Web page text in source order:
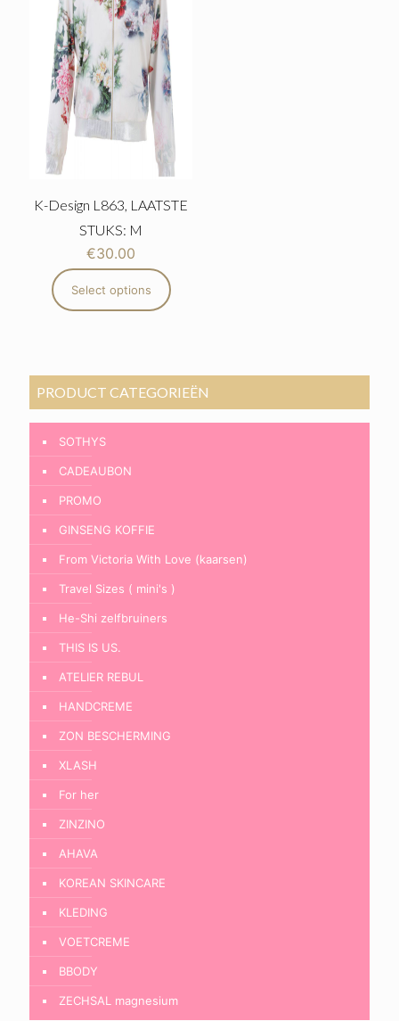
K-Design L863, LAATSTE
STUKS: M
€30.00
Select options
PRODUCT CATEGORIEËN
SOTHYS
CADEAUBON
PROMO
GINSENG KOFFIE
From Victoria With Love (kaarsen)
Travel Sizes ( mini's )
He-Shi zelfbruiners
THIS IS US.
ATELIER REBUL
HANDCREME
ZON BESCHERMING
XLASH
For her
ZINZINO
AHAVA
KOREAN SKINCARE
KLEDING
VOETCREME
BBODY
ZECHSAL magnesium